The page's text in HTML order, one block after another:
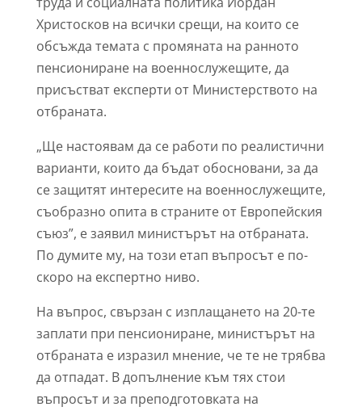
Христосков на всички срещи, на които се
обсъжда темата с промяната на ранното
пенсиониране на военнослужещите, да
присъстват експерти от Министерството на
отбраната.
„Ще настоявам да се работи по реалистични
варианти, които да бъдат обосновани, за да
се защитят интересите на военнослужещите,
съобразно опита в страните от Европейския
съюз”, e заявил министърът на отбраната.
По думите му, на този етап въпросът е по-
скоро на експертно ниво.
На въпрос, свързан с изплащането на 20-те
заплати при пенсиониране, министърът на
отбраната е изразил мнение, че те не трябва
да отпадат. В допълнение към тях стои
въпросът и за преподготовката на